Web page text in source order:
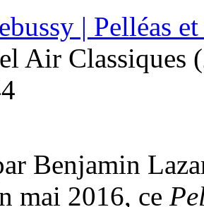
| Pelléas
Air Classiques
Benjamin
mai 2016, ce